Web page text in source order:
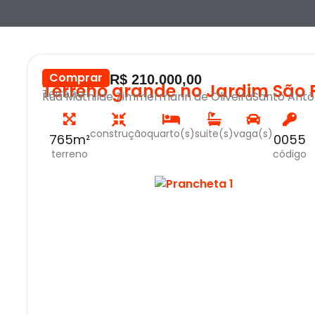
Comprar R$ 210.000,00
Terreno grande no Jardim São
Terreno
Rua Mathilde Zimmermann de OliveiraSanto
765m²
terreno
construçãoquarto(s)suite(s)vaga(s) 0055
código